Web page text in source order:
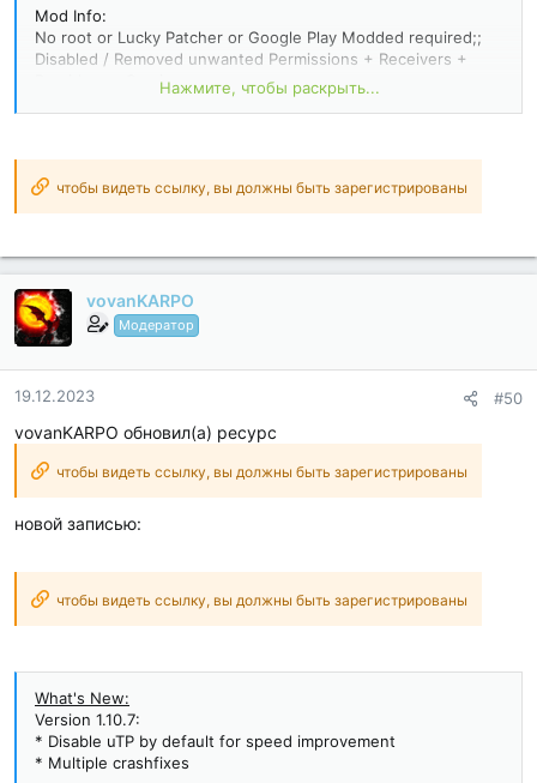
Mod Info:
No root or Lucky Patcher or Google Play Modded required;;
Disabled / Removed unwanted Permissions + Receivers +
Providers + Services;
Optimized and zipaligned graphics and cleaned resources for
Remove default .source tags name of the corresponding java
files;
Languages: Full Multi Languages;
CPUs: armeabi-v7a, arm64-v8a...
Нажмите, чтобы раскрыть...
чтобы видеть ссылку, вы должны быть зарегистрированы
vovanKARPO
Модератор
19.12.2023 #50
vovanKARPO обновил(а) ресурс
чтобы видеть ссылку, вы должны быть зарегистрированы
новой записью:
чтобы видеть ссылку, вы должны быть зарегистрированы
What's New:
Version 1.10.7:
* Disable uTP by default for speed improvement
* Multiple crashfixes